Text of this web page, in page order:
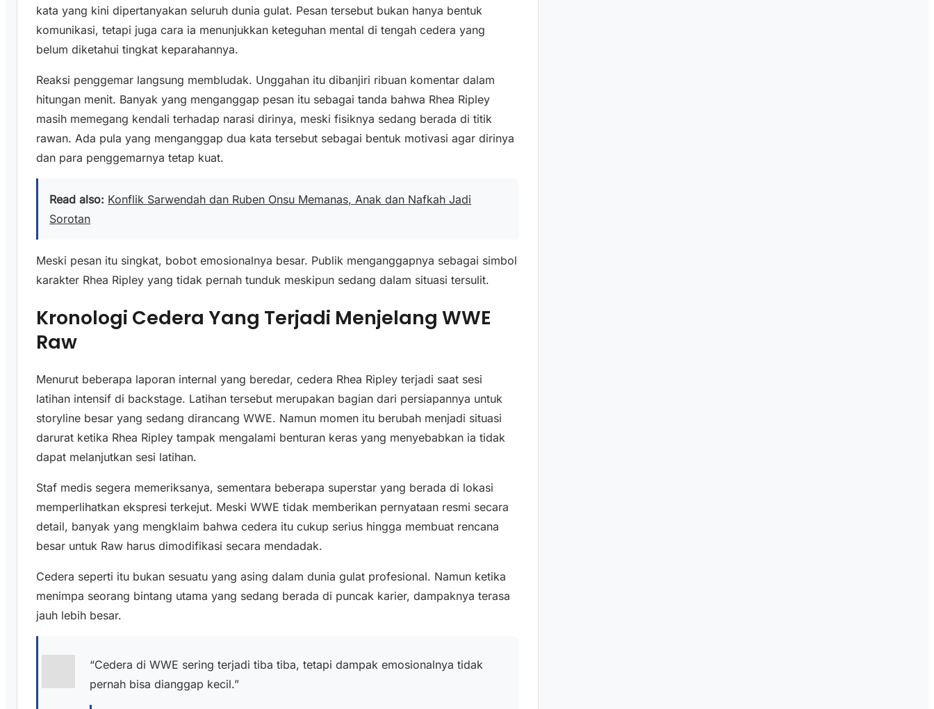
kata yang kini dipertanyakan seluruh dunia gulat. Pesan tersebut bukan hanya bentuk
komunikasi, tetapi juga cara ia menunjukkan keteguhan mental di tengah cedera yang
belum diketahui tingkat keparahannya.
Reaksi penggemar langsung membludak. Unggahan itu dibanjiri ribuan komentar dalam
hitungan menit. Banyak yang menganggap pesan itu sebagai tanda bahwa Rhea Ripley
masih memegang kendali terhadap narasi dirinya, meski fisiknya sedang berada di titik
rawan. Ada pula yang menganggap dua kata tersebut sebagai bentuk motivasi agar dirinya
dan para penggemarnya tetap kuat.
Read also: Konflik Sarwendah dan Ruben Onsu Memanas, Anak dan Nafkah Jadi
Sorotan
Meski pesan itu singkat, bobot emosionalnya besar. Publik menganggapnya sebagai simbol
karakter Rhea Ripley yang tidak pernah tunduk meskipun sedang dalam situasi tersulit.
Kronologi Cedera Yang Terjadi Menjelang WWE
Raw
Menurut beberapa laporan internal yang beredar, cedera Rhea Ripley terjadi saat sesi
latihan intensif di backstage. Latihan tersebut merupakan bagian dari persiapannya untuk
storyline besar yang sedang dirancang WWE. Namun momen itu berubah menjadi situasi
darurat ketika Rhea Ripley tampak mengalami benturan keras yang menyebabkan ia tidak
dapat melanjutkan sesi latihan.
Staf medis segera memeriksanya, sementara beberapa superstar yang berada di lokasi
memperlihatkan ekspresi terkejut. Meski WWE tidak memberikan pernyataan resmi secara
detail, banyak yang mengklaim bahwa cedera itu cukup serius hingga membuat rencana
besar untuk Raw harus dimodifikasi secara mendadak.
Cedera seperti itu bukan sesuatu yang asing dalam dunia gulat profesional. Namun ketika
menimpa seorang bintang utama yang sedang berada di puncak karier, dampaknya terasa
jauh lebih besar.
“Cedera di WWE sering terjadi tiba tiba, tetapi dampak emosionalnya tidak
pernah bisa dianggap kecil.”